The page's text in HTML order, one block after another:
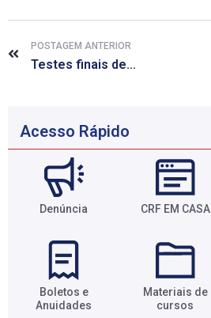
POSTAGEM ANTERIOR
Testes finais de vacinas contra ebola terão início até fevereiro, diz OMS
Acesso Rápido
Denúncia CRF EM CASA
Boletos e
Anuidades​
Materiais de
cursos​